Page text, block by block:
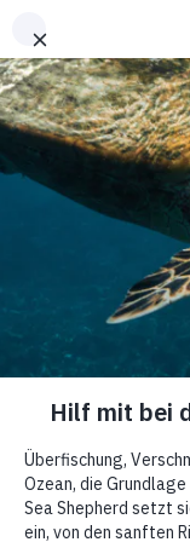
News
Die
der
ist
Nach